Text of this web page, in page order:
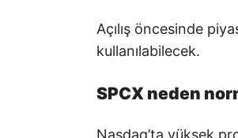
Açılış öncesinde
kullanılabilecek.
SPCX neden
Nasdaq’ta yüksek